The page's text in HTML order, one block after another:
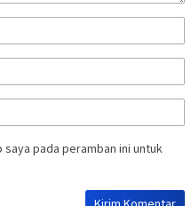
pada peramban ini untuk